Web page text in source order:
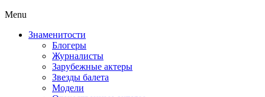
Menu
Знаменитости
Блогеры
Журналисты
Зарубежные актеры
Звезды балета
Модели